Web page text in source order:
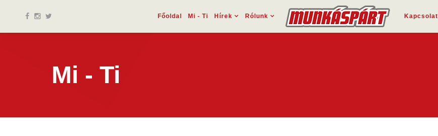
Főoldal Mi - Ti Hírek Rólunk Kapcsolat
Mi - Ti